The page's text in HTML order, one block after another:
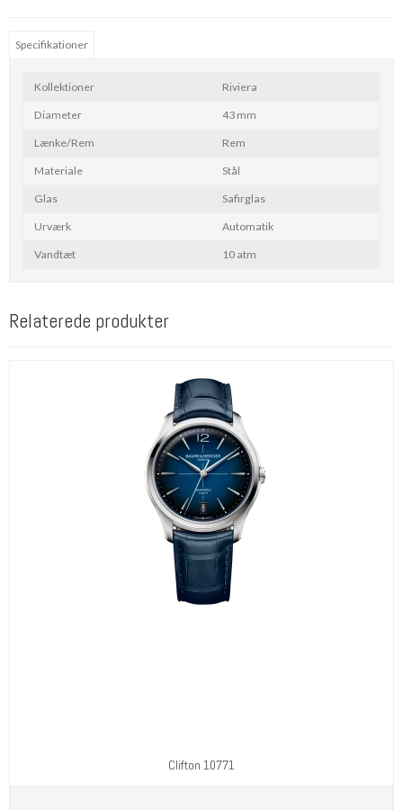
Specifikationer
Kollektioner Riviera
Diameter 43 mm
Lænke/Rem Rem
Materiale Stål
Glas Safirglas
Urværk Automatik
Vandtæt 10 atm
Relaterede produkter
Clifton 10771